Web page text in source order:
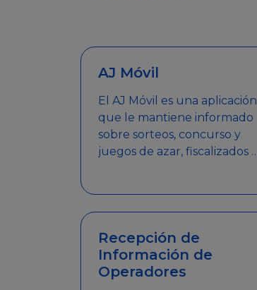
AJ Móvil
El AJ Móvil es una aplicación
que le mantiene informado
sobre sorteos, concurso y
juegos de azar, fiscalizados y
promoción empresarial o
palabra clave.
Recepción de
Información de
Operadores